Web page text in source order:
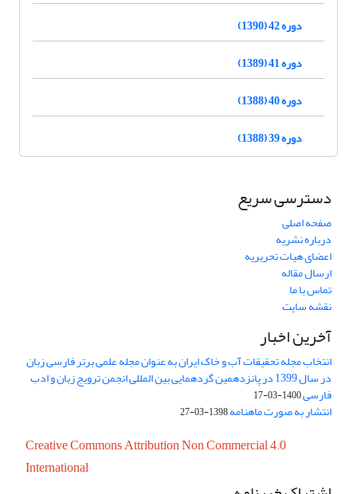
دوره 42 (1390)
دوره 41 (1389)
دوره 40 (1388)
دوره 39 (1388)
دسترسی سریع
صفحه اصلی
درباره نشریه
اعضای هیات تحریریه
ارسال مقاله
تماس با ما
نقشه سایت
آخرین اخبار
انتخاب مجله تحقیقات آب و خاک ایران به عنوان مجله علمی برتر فارسی زبان
در سال 1399 در پانزدهمین گردهمایی بین المللی انجمن ترویج زبان و ادب
فارسی1400-03-17
انتشار به صورت ماهنامه1398-03-27
Creative Commons Attribution Non Commercial 4.0
International